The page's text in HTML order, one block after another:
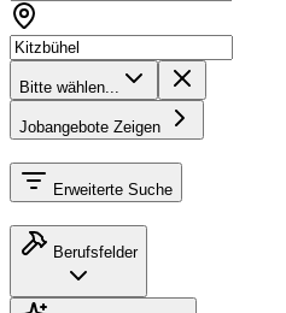
Bitte wählen...
Jobangebote Zeigen
Erweiterte Suche
Berufsfelder